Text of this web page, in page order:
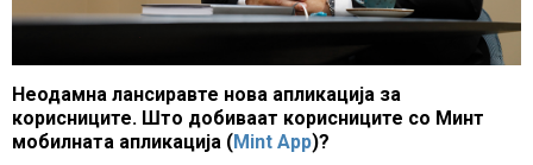
Неодамна лансиравте нова апликација за
корисниците. Што добиваат корисниците со Минт
мобилната апликација (Mint App)?